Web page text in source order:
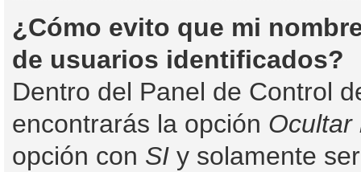
¿Cómo evito que mi
de usuarios identificados?
Dentro del Panel de Control
encontrarás la opción Ocultar
opción con SI y solamente